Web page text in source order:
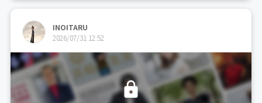
INOITARU
2026/07/31 12:52